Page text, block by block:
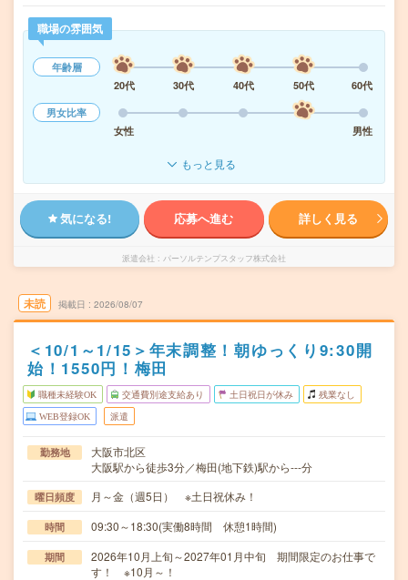
職場の雰囲気
年齢層
20代
30代 40代 50代
60代
男女比率
女性
男性
もっと見る
気になる! 応募へ進む 詳しく見る
派遣会社 パーソルテンプスタッフ株式会社
未読 掲載日 2026/08/07
＜10/1～1/15＞年末調整！朝ゆっくり9:30開
始！1550円！梅田
職種未経験OK 交通費別途支給あり 土日祝日が休み 残業なし
WEB登録OK 派遣
勤務地
大阪市北区
大阪駅から徒歩3分／梅田(地下鉄)駅から---分
曜日頻度 月～金（週5日） ※土日祝休み！
時間 09:30～18:30(実働8時間 休憩1時間)
期間
2026年10月上旬～2027年01月中旬 期間限定のお仕事で
す！ ※10月～！